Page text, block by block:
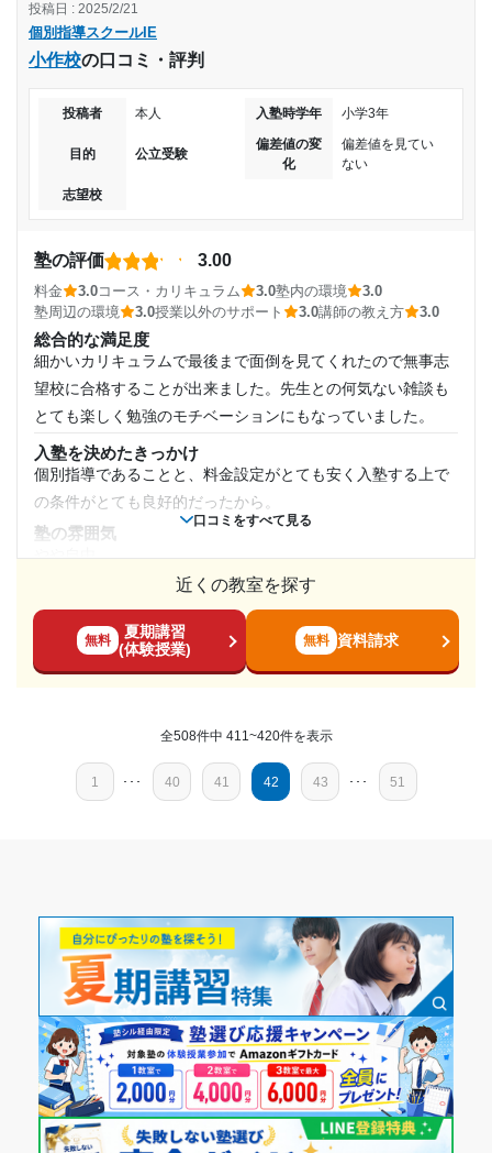
目的の達成度
目的の達成理由
主に定期テスト対策で通っていたので、対策していた教
志望校と合格状況
---
個別指導スクールIE 中村橋校の口コミをもっと見る
2018年1月〜2019年1月(1年1ヶ月)
通塾頻度
週2日
1日あたりの授業時間
月額料金
10,001円〜20,000円
達成
第一志望であった公立高校に合格することができたので
達成でした。 ありがとうございました。
料金
正直なところ、両親が払っていたので詳しくは知らないが3〜
5万円程度だった気がする。
生徒の学力や理解力に合わせてオーダーメイドの教科書を使
用するコースがあるため良かったと思う
講師1人に対して生徒2人というシステムなので、少し質問の
ていた
塾内の環境
特段なにか気になるような点であったり、改善して欲しい悪
い点はなかったように思われる。
塾周辺の環境
すぐ目の前に交通量の多い道路があり、救急車などがよく通
るためそういった外の音が少し気になることはあった
授業以外のサポート
(相談・面談、家庭学習のサポート、授業以外のコミュニケーション等)
面談はちょこちょこ開かれていた。クリスマスなどの期間に
は塾に来た生徒にお菓子を配ることもあり雰囲気は良かった
利用詳細
2017年以前〜2021年5月(3年以上)
入塾時の学年
受講コース
週2日
1日あたりの授業時間
1時間～2時間未満
月額料金
30,001円〜40,000円
口コミをすべて見る
個別指導スクールIE
小作校の口コミ・評判
投稿日 : 2025/2/21
投稿者 本人 入塾時学年 小学3年
目的 公立受験
偏差値の変
化
偏差値を見てい
ない
志望校
塾の評価 3.00
料金 3.0コース・カリキュラム 3.0塾内の環境
3.0
塾周辺の環境
3.0授業以外のサポート 3.0講師の教え方 3.0
総合的な満足度
細かいカリキュラムで最後まで面倒を見てくれたので無事志
望校に合格することが出来ました。先生との何気ない雑談も
とても楽しく勉強のモチベーションにもなっていました。
入塾を決めたきっかけ
個別指導であることと、料金設定がとても安く入塾する上で
の条件がとても良好的だったから。
塾の雰囲気
値段設定も他の塾に比べて安い方だった。カリキュラムも値
段相応であったため、通塾するのにいいと思いました。
コース・カリキュラム
講師の教え方
普段の学校生活についての話も聞いてくれて通塾が嫌になる
塾周辺の環境
教材が豊富で幅広く学べた。また、同じ教科でもさまざまな
な難易度のものに触れることができた。
授業以外のサポート
(相談・面談、家庭学習のサポート、授業以外のコミュニケーション等)
学校生活のことについてよく相談に乗ってくれた。そのた
め、普段からリラックスして授業に臨めた。
利用詳細
通塾期間
近くの教室を探す
無料
夏期講習
(体験授業)
無料 資料請求
全508件中 411~420件を表示
1 ･･･ 40 41 42 43 ･･･ 51